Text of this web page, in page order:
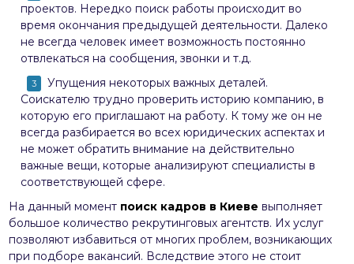
проектов. Нередко поиск работы происходит во
время окончания предыдущей деятельности. Далеко
не всегда человек имеет возможность постоянно
отвлекаться на сообщения, звонки и т.д.
Упущения некоторых важных деталей.
Соискателю трудно проверить историю компанию, в
которую его приглашают на работу. К тому же он не
всегда разбирается во всех юридических аспектах и
не может обратить внимание на действительно
важные вещи, которые анализируют специалисты в
соответствующей сфере.
На данный момент поиск кадров в Киеве выполняет
большое количество рекрутинговых агентств. Их услуг
позволяют избавиться от многих проблем, возникающих
при подборе вакансий. Вследствие этого не стоит